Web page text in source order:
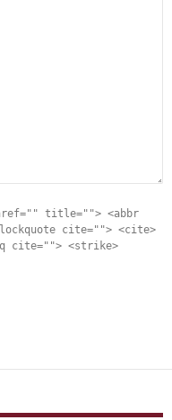
title=""> <abbr
cite=""> <cite>
cite=""> <strike>